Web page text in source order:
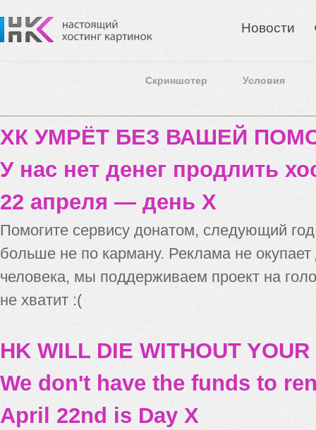
Новости
Скриншотер Условия
ХК УМРЁТ БЕЗ ВАШЕЙ
У нас нет денег продлить
22 апреля — день X
Помогите сервису донатом, следующий
больше не по карману. Реклама не
человека, мы поддерживаем проект на
не хватит :(
HK WILL DIE WITHOUT
We don't have the funds to
April 22nd is Day X